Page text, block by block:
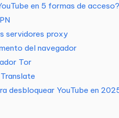
en 5 formas de acceso?
servidores proxy
del navegador
Tor
desbloquear YouTube en